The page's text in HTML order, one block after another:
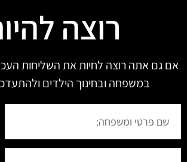
רוצה
אם גם אתה רוצה לחיות את השליחות
במשפחה ובחינוך הילדים